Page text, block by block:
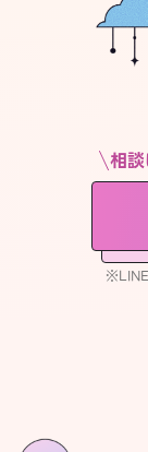
相
※LINE